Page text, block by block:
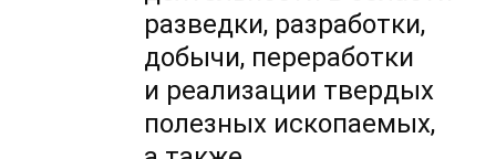
разведки, разработки,
добычи, переработки
и реализации твердых
полезных ископаемых,